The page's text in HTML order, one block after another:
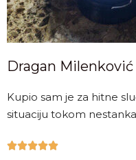
Dragan Milenković
Kupio sam je za hitne
situaciju tokom
